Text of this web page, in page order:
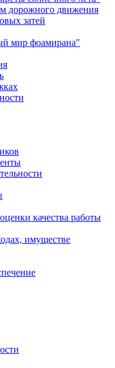
дорожного движения
затей
мир фоамирана"
качества работы
имуществе